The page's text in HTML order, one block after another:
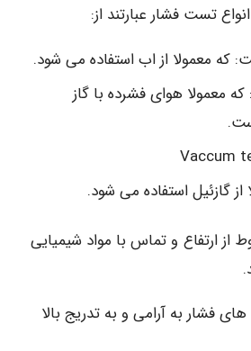
تست فشار عبارتند از:
معمولا از اب استفاده می شود.
معمولا هوای فشرده با گاز
از ارتفاع و تماس با مواد شیمیایی
فشار به آرامی و به تدریج بالا